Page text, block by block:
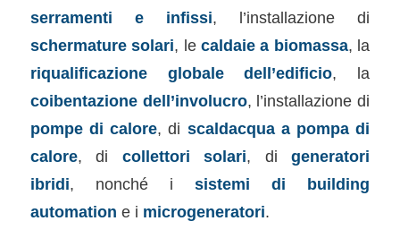
serramenti e infissi, l’installazione di
schermature solari, le caldaie a biomassa, la
riqualificazione globale dell’edificio, la
coibentazione dell’involucro, l’installazione di
pompe di calore, di scaldacqua a pompa di
calore, di collettori solari, digeneratori
ibridi, nonché isistemi di building
automation e i microgeneratori.